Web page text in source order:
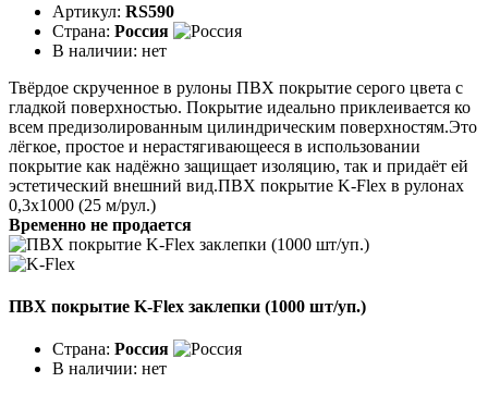
Артикул: RS590
Страна: Россия
В наличии: нет
Твёрдое скрученное в рулоны ПВХ покрытие серого цвета с
гладкой поверхностью. Покрытие идеаль­но приклеивается ко
всем предизолированным цилинд­рическим поверхностям.Это
лёгкое, простое и нерастягивающееся в ис­пользовании
покрытие как надёжно защищает изоляцию, так и придаёт ей
эстетический внешний вид.ПВХ покрытие K-Flex в рулонах
0,3х1000 (25 м/рул.)
Временно не продается
ПВХ покрытие K-Flex заклепки (1000 шт/уп.)
Страна: Россия
В наличии: нет